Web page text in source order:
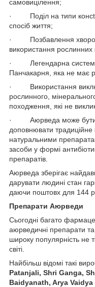
самовицілення;
· Поділ на типи
спосіб життя;
· Позбавлення хвороб
використання рослинних
· Легендарна
Панчакарня, яка не має
· Використання
рослинного,
походження, які не
· Аюрведа може бути
доповнювати
натуральними
засоби у формі
препаратів.
Аюрведа зберігає
дарувати людині стан
даючи поштовх для 144
Препарати Аюрведи
Сьогодні багато
аюрведичні препарати та
широку популярність не
світі.
Найбільш відомі такі
Patanjali, Shri Ganga,
Baidyanath, Arya Vaidya